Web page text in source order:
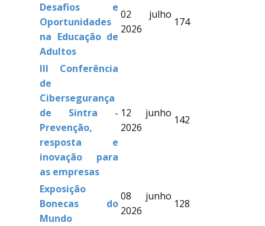
Desafios e
Oportunidades
na Educação de
Adultos
02 julho
2026
174
III Conferência
de
Cibersegurança
de Sintra -
Prevenção,
resposta e
inovação para
as empresas
12 junho
2026
142
Exposição
Bonecas do
Mundo
08 junho
2026
128